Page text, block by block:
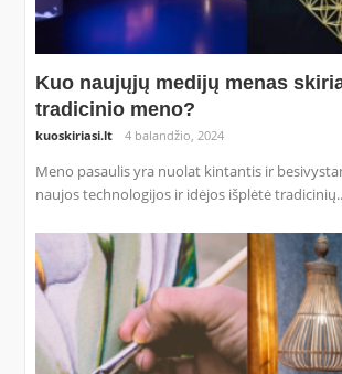
Kuo naujųjų medijų menas
tradicinio meno?
kuoskiriasi.lt 4 balandžio, 2024
Meno pasaulis yra nuolat kintantis ir
naujos technologijos ir idėjos išplėtė